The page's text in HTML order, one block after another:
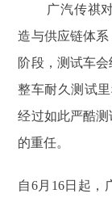
广汽传祺
造与供应链体
阶段，测试车
整车耐久测试
经过如此严酷
的重任。
自6月16日起，